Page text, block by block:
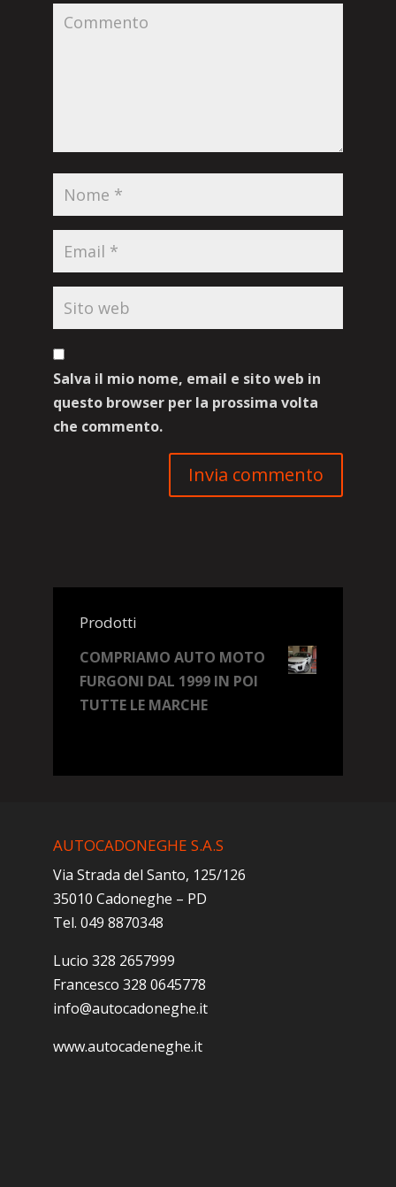
Salva il mio nome, email e sito web in
questo browser per la prossima volta
che commento.
Prodotti
COMPRIAMO AUTO MOTO
FURGONI DAL 1999 IN POI
TUTTE LE MARCHE
AUTOCADONEGHE S.A.S
Via Strada del Santo, 125/126
35010 Cadoneghe – PD
Tel. 049 8870348
Lucio 328 2657999
Francesco 328 0645778
info@autocadoneghe.it
www.autocadeneghe.it